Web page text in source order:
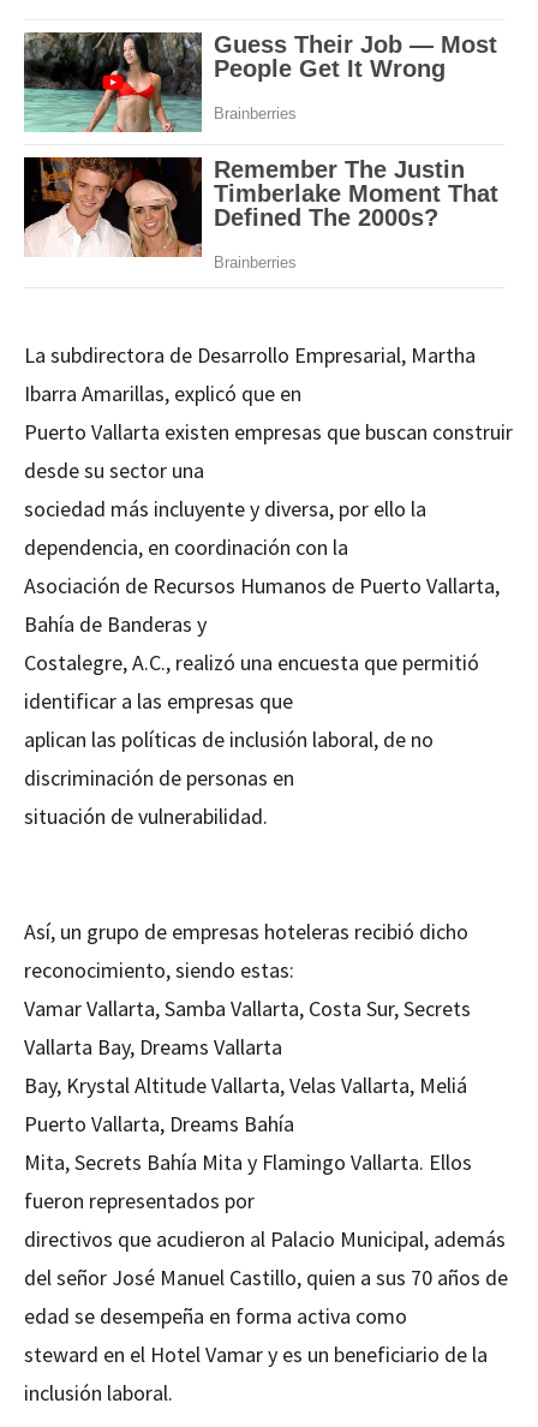
La subdirectora de Desarrollo Empresarial, Martha
Ibarra Amarillas, explicó que en
Puerto Vallarta existen empresas que buscan construir
desde su sector una
sociedad más incluyente y diversa, por ello la
dependencia, en coordinación con la
Asociación de Recursos Humanos de Puerto Vallarta,
Bahía de Banderas y
Costalegre, A.C., realizó una encuesta que permitió
identificar a las empresas que
aplican las políticas de inclusión laboral, de no
discriminación de personas en
situación de vulnerabilidad.
Así, un grupo de empresas hoteleras recibió dicho
reconocimiento, siendo estas:
Vamar Vallarta, Samba Vallarta, Costa Sur, Secrets
Vallarta Bay, Dreams Vallarta
Bay, Krystal Altitude Vallarta, Velas Vallarta, Meliá
Puerto Vallarta, Dreams Bahía
Mita, Secrets Bahía Mita y Flamingo Vallarta. Ellos
fueron representados por
directivos que acudieron al Palacio Municipal, además
del señor José Manuel Castillo, quien a sus 70 años de
edad se desempeña en forma activa como
steward en el Hotel Vamar y es un beneficiario de la
inclusión laboral.